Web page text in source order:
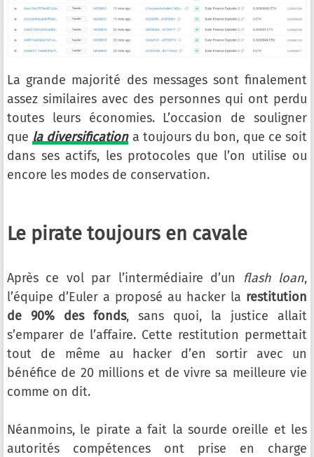
La grande majorité des messages sont finalement
assez similaires avec des personnes qui ont perdu
toutes leurs économies. L’occasion de souligner
que la diversificationa toujours du bon, que ce soit
dans ses actifs, les protocoles que l’on utilise ou
encore les modes de conservation.
Le pirate toujours en cavale
Après ce vol par l’intermédiaire d’un flash loan,
l’équipe d’Euler a proposé au hacker la restitution
de 90% des fonds, sans quoi, la justice allait
s’emparer de l’affaire. Cette restitution permettait
tout de même au hacker d’en sortir avec un
bénéfice de 20 millions et de vivre sa meilleure vie
comme on dit.
Néanmoins, le pirate a fait la sourde oreille et les
autorités compétences ont prise en charge